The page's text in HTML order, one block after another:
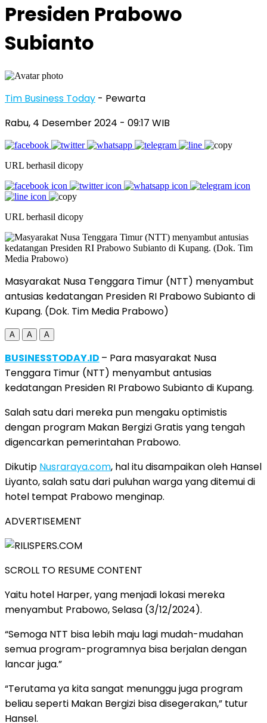
Presiden Prabowo
Subianto
Tim Business Today - Pewarta
Rabu, 4 Desember 2024 - 09:17 WIB
URL berhasil dicopy
URL berhasil dicopy
Masyarakat Nusa Tenggara Timur (NTT) menyambut
antusias kedatangan Presiden RI Prabowo Subianto di
Kupang. (Dok. Tim Media Prabowo)
A A A
BUSINESSTODAY.ID – Para masyarakat Nusa
Tenggara Timur (NTT) menyambut antusias
kedatangan Presiden RI Prabowo Subianto di Kupang.
Salah satu dari mereka pun mengaku optimistis
dengan program Makan Bergizi Gratis yang tengah
digencarkan pemerintahan Prabowo.
Dikutip Nusraraya.com, hal itu disampaikan oleh Hansel
Liyanto, salah satu dari puluhan warga yang ditemui di
hotel tempat Prabowo menginap.
ADVERTISEMENT
SCROLL TO RESUME CONTENT
Yaitu hotel Harper, yang menjadi lokasi mereka
menyambut Prabowo, Selasa (3/12/2024).
“Semoga NTT bisa lebih maju lagi mudah-mudahan
semua program-programnya bisa berjalan dengan
lancar juga.”
“Terutama ya kita sangat menunggu juga program
beliau seperti Makan Bergizi bisa disegerakan,” tutur
Hansel.